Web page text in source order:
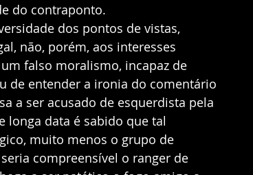
do contraponto.
dos pontos de vistas,
não, porém, aos interesses
falso moralismo, incapaz de
de entender a ironia do comentário
a ser acusado de esquerdista pela
longa data é sabido que tal
muito menos o grupo de
compreensível o ranger de